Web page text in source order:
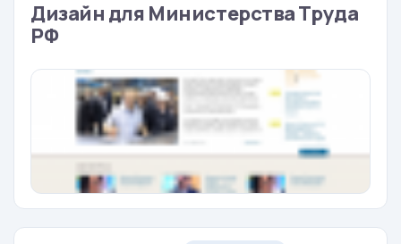
Дизайн для Министерства Труда
РФ